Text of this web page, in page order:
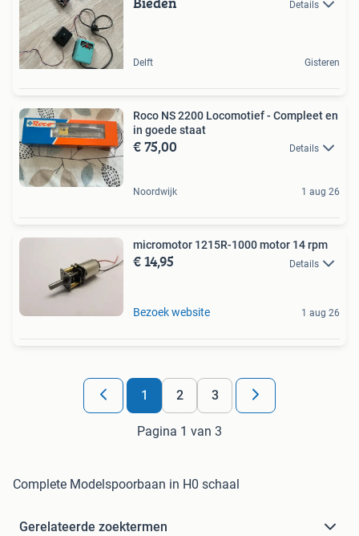
Details
Delft Gisteren
Roco NS 2200 Locomotief - Compleet en
in goede staat
€ 75,00 Details
Noordwijk 1 aug 26
micromotor 1215R-1000 motor 14 rpm
€ 14,95 Details
Bezoek website 1 aug 26
1 2 3
Pagina 1 van 3
Complete Modelspoorbaan in H0 schaal
Gerelateerde zoektermen